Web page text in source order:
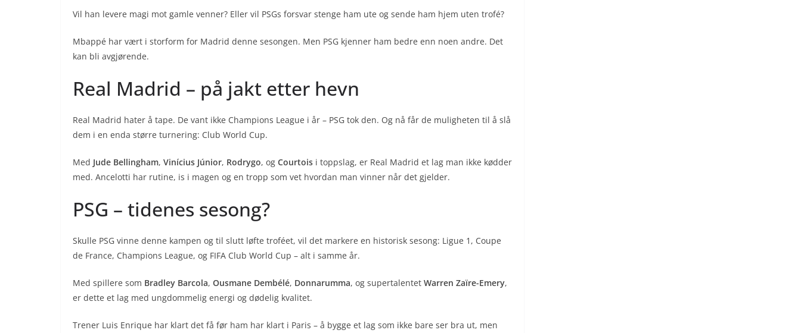
Vil han levere magi mot gamle venner? Eller vil PSGs forsvar stenge ham ute og sende ham hjem uten trofé?
Mbappé har vært i storform for Madrid denne sesongen. Men PSG kjenner ham bedre enn noen andre. Det
kan bli avgjørende.
Real Madrid – på jakt etter hevn
Real Madrid hater å tape. De vant ikke Champions League i år – PSG tok den. Og nå får de muligheten til å slå
dem i en enda større turnering: Club World Cup.
Med Jude Bellingham, Vinícius Júnior, Rodrygo, og Courtois i toppslag, er Real Madrid et lag man ikke kødder
med. Ancelotti har rutine, is i magen og en tropp som vet hvordan man vinner når det gjelder.
PSG – tidenes sesong?
Skulle PSG vinne denne kampen og til slutt løfte troféet, vil det markere en historisk sesong: Ligue 1, Coupe
de France, Champions League, og FIFA Club World Cup – alt i samme år.
Med spillere som Bradley Barcola, Ousmane Dembélé, Donnarumma, og supertalentet Warren Zaïre-Emery,
er dette et lag med ungdommelig energi og dødelig kvalitet.
Trener Luis Enrique har klart det få før ham har klart i Paris – å bygge et lag som ikke bare ser bra ut, men